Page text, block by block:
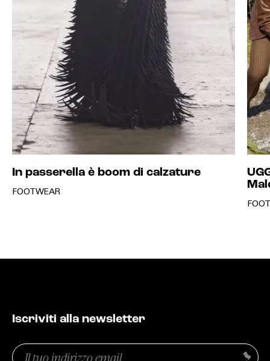
In passerella è boom di calzature
FOOTWEAR
Iscriviti alla newsletter
Email